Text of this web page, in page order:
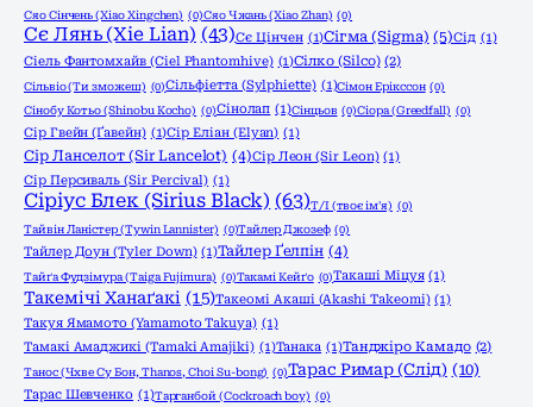
Сяо Сінчень (Xiao Xingchen) (0)Сяо Чжань (Xiao Zhan) (0)
Сє Лянь (Xie Lian) (43)Сє Цінчен (1)Сігма (Sigma) (5)Сід (1)
Сіель Фантомхайв (Ciel Phantomhive) (1)Сілко (Silco) (2)
Сільвіо (Ти зможеш) (0)Сільфіетта (Sylphiette) (1)Сімон Ерікссон (0)
Сінобу Котьо (Shinobu Kocho) (0)Сінолап (1)Сінцьов (0)Сіора (Greedfall) (0)
Сір Гвейн (Ґавейн) (1)Сір Еліан (Elyan) (1)
Сір Ланселот (Sir Lancelot) (4)Сір Леон (Sir Leon) (1)
Сір Персиваль (Sir Percival) (1)
Сіріус Блек (Sirius Black) (63)Т/І (твоє ім'я) (0)
Тайвін Ланістер (Tywin Lannister) (0)Тайлер Джозеф (0)
Тайлер Доун (Tyler Down) (1)Тайлер Ґелпін (4)
Тайґа Фудзімура (Taiga Fujimura) (0)Такамі Кейґо (0)Такаші Міцуя (1)
Такемічі Ханаґакі (15)Такеомі Акаші (Akashi Takeomi) (1)
Такуя Ямамото (Yamamoto Takuya) (1)
Тамакі Амаджикі (Tamaki Amajiki) (1)Танака (1)Танджіро Камадо (2)
Танос (Чхве Су Бон, Thanos, Choi Su-bong) (0)Тарас Римар (Слід) (10)
Тарас Шевченко (1)Тарганбой (Cockroach boy) (0)